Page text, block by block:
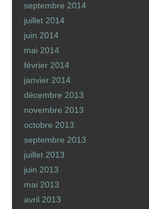
septembre 2014
juillet 2014
juin 2014
mai 2014
février 2014
janvier 2014
décembre 2013
novembre 2013
octobre 2013
septembre 2013
juillet 2013
juin 2013
mai 2013
avril 2013